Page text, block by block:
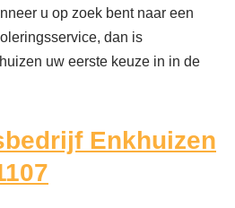
u op zoek bent naar een
dan is
uw eerste keuze in in de
Enkhuizen